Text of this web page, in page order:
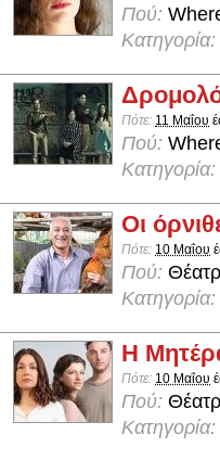
Πού:
Κατηγορία:
Πότε: 11 Μαΐου
Πού:
Κατηγορία:
Οι
Πότε: 10 Μαΐου
Πού:
Κατηγορία:
Η
Πότε: 10 Μαΐου
Πού:
Κατηγορία: